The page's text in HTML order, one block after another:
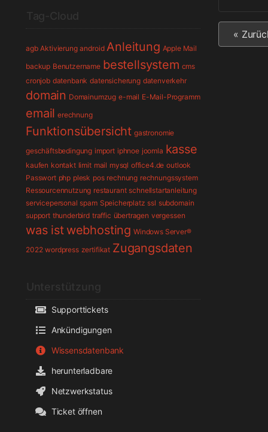
agb Aktivierung android Anleitung Apple Mail
backup Benutzername bestellsystem cms
cronjob datenbank datensicherung datenverkehr
domain Domainumzug e-mail E-Mail-Programm
email erechnung
Funktionsübersicht gastronomie
geschäftsbedingung import iphnoe joomla kasse
kaufen kontakt limit mail mysql office4.de outlook
Passwort php plesk pos rechnung rechnungssystem
Ressourcennutzung restaurant schnellstartanleitung
servicepersonal spam Speicherplatz ssl subdomain
support thunderbird traffic übertragen vergessen
was istwebhosting Windows Server®
2022 wordpress zertifikat Zugangsdaten
Supporttickets
Ankündigungen
Wissensdatenbank
herunterladbare
Netzwerkstatus
Ticket öffnen
«